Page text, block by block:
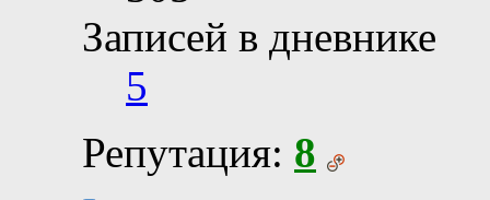
Записей в дневнике
5
Репутация: 8